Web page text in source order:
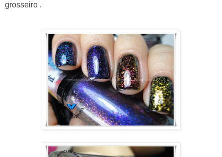
grosseiro .